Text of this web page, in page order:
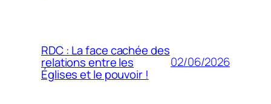
RDC : La face cachée des
relations entre les
Églises et le pouvoir !
02/06/2026